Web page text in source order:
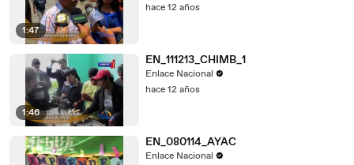
1:47
hace 12 años
1:46
EN_111213_CHIMB_1
Enlace Nacional
hace 12 años
EN_080114_AYAC
Enlace Nacional